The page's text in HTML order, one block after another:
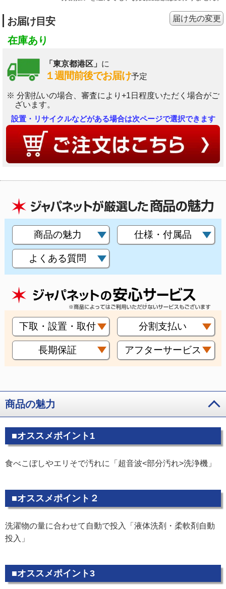
お届け目安
在庫あり
「東京都港区」 に
１週間前後でお届け予定
※ 分割払いの場合、審査により+1日程度いただく場合がご
ざいます。
届け先の変更
設置・リサイクルなどがある場合は次ページで選択できます
商品の魅力 仕様・付属品
よくある質問
下取・設置・取付 分割支払い
長期保証 アフターサービス
商品の魅力
■オススメポイント1
食べこぼしやエリそで汚れに「超音波<部分汚れ>洗浄機」
■オススメポイント２
洗濯物の量に合わせて自動で投入「液体洗剤・柔軟剤自動
投入」
■オススメポイント3